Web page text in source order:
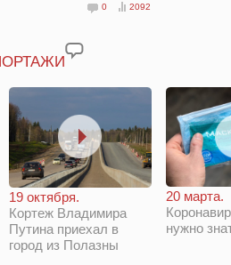
0 2092
19 октября.
Кортеж Владимира
Путина приехал в
город из Полазны
20 марта.
нужно